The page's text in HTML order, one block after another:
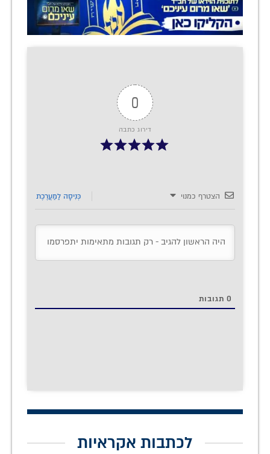
0
דירוג כתבה
הצטרף כמנוי כְּנִיסָה לַמַעֲרֶכֶת
0 תגובות
לכתבות אקראיות